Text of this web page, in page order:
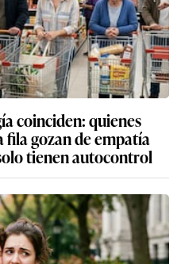
coinciden: quienes
fila gozan de empatía
tienen autocontrol